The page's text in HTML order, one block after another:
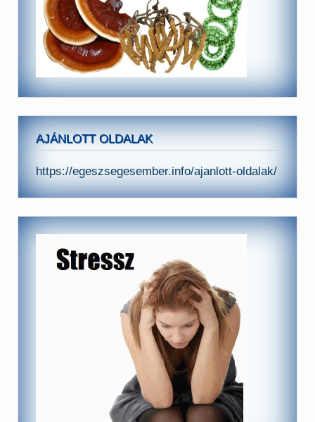
AJÁNLOTT OLDALAK
https://egeszsegesember.info/ajanlott-oldalak/